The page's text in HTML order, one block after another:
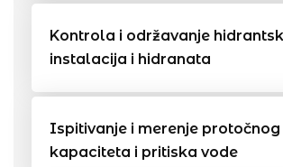
Kontrola i održavanje
instalacija i hidranata
Ispitivanje i merenje protočnog
kapaciteta i pritiska vode